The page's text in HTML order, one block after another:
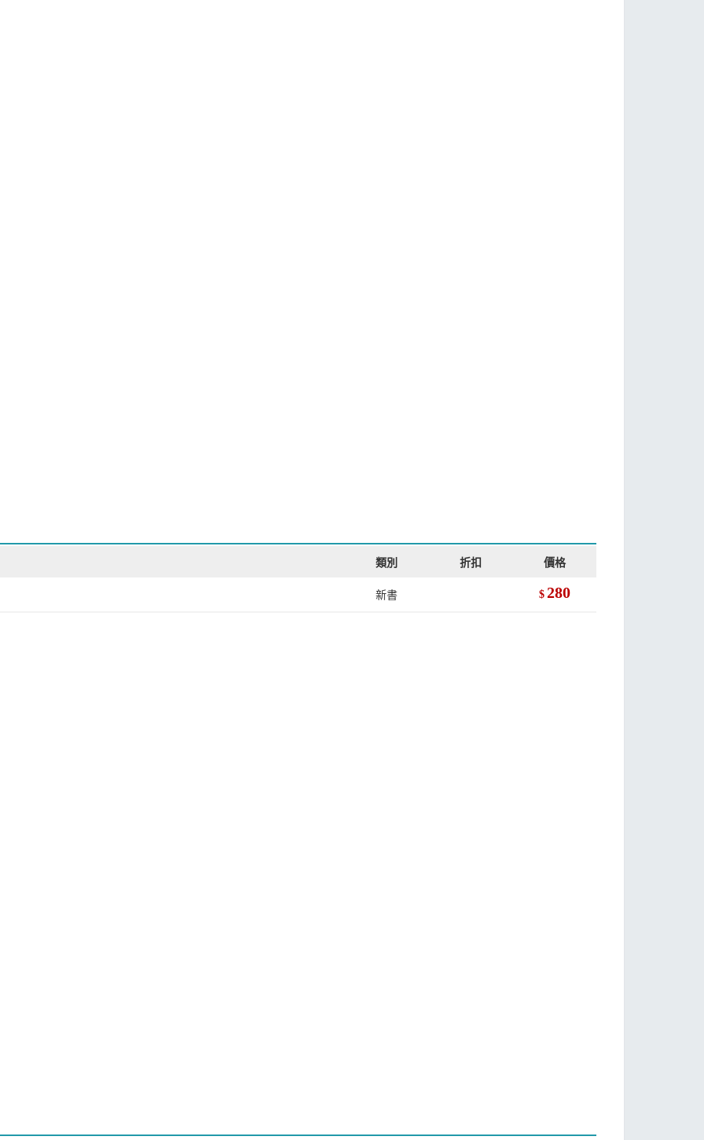
類別 折扣 價格
新書 $ 280